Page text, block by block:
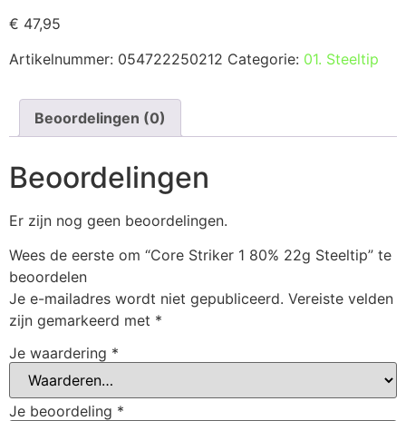
€ 47,95
Artikelnummer: 054722250212 Categorie: 01. Steeltip
Beoordelingen (0)
Beoordelingen
Er zijn nog geen beoordelingen.
Wees de eerste om “Core Striker 1 80% 22g Steeltip” te
beoordelen
Je e-mailadres wordt niet gepubliceerd. Vereiste velden
zijn gemarkeerd met *
Je waardering *
Je beoordeling *